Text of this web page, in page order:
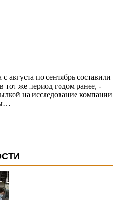
августа по сентябрь составили
тот же период годом ранее, -
на исследование компании